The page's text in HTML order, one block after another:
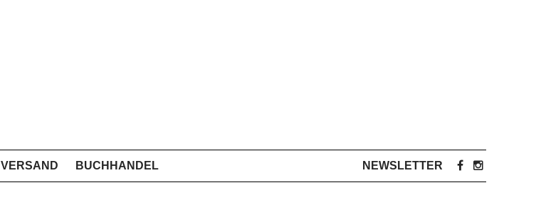
VERSAND BUCHHANDEL NEWSLETTER